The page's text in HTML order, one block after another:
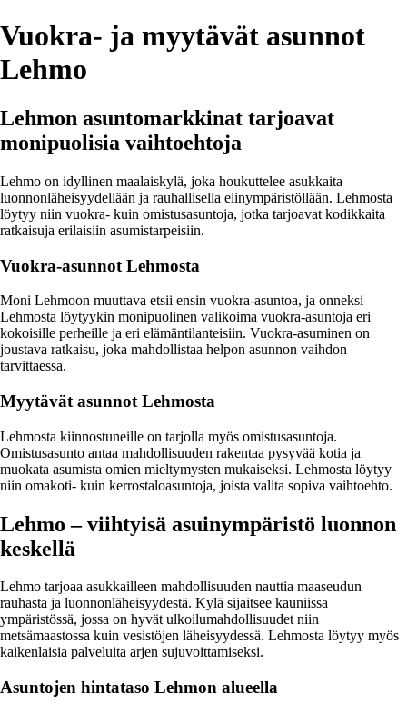
Vuokra- ja myytävät asunnot
Lehmo
Lehmon asuntomarkkinat tarjoavat
monipuolisia vaihtoehtoja
Lehmo on idyllinen maalaiskylä, joka houkuttelee asukkaita
luonnonläheisyydellään ja rauhallisella elinympäristöllään. Lehmosta
löytyy niin vuokra- kuin omistusasuntoja, jotka tarjoavat kodikkaita
ratkaisuja erilaisiin asumistarpeisiin.
Vuokra-asunnot Lehmosta
Moni Lehmoon muuttava etsii ensin vuokra-asuntoa, ja onneksi
Lehmosta löytyykin monipuolinen valikoima vuokra-asuntoja eri
kokoisille perheille ja eri elämäntilanteisiin. Vuokra-asuminen on
joustava ratkaisu, joka mahdollistaa helpon asunnon vaihdon
tarvittaessa.
Myytävät asunnot Lehmosta
Lehmosta kiinnostuneille on tarjolla myös omistusasuntoja.
Omistusasunto antaa mahdollisuuden rakentaa pysyvää kotia ja
muokata asumista omien mieltymysten mukaiseksi. Lehmosta löytyy
niin omakoti- kuin kerrostaloasuntoja, joista valita sopiva vaihtoehto.
Lehmo – viihtyisä asuinympäristö luonnon
keskellä
Lehmo tarjoaa asukkailleen mahdollisuuden nauttia maaseudun
rauhasta ja luonnonläheisyydestä. Kylä sijaitsee kauniissa
ympäristössä, jossa on hyvät ulkoilumahdollisuudet niin
metsämaastossa kuin vesistöjen läheisyydessä. Lehmosta löytyy myös
kaikenlaisia palveluita arjen sujuvoittamiseksi.
Asuntojen hintataso Lehmon alueella